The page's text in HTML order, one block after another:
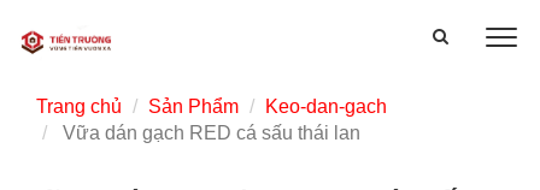
Trang chủ Sản Phẩm
Keo-dan-gach
Vữa dán gạch RED cá sấu thái lan